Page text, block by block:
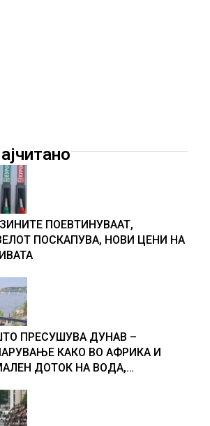
ПОЕВТИНУВААТ,
ПОСКАПУВА, НОВИ ЦЕНИ НА
ПРЕСУШУВА ДУНАВ –
КАКО ВО АФРИКА И
ДОТОК НА ВОДА,